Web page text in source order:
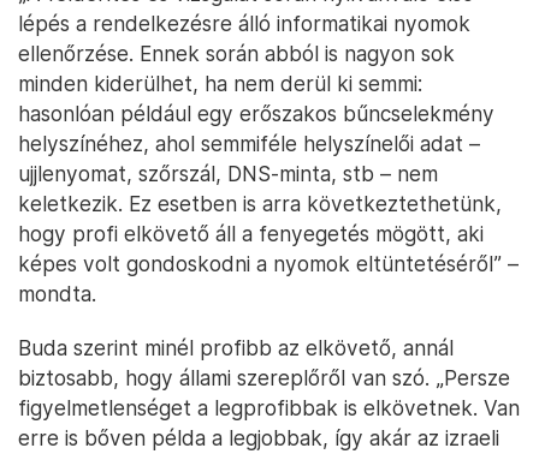
lépés a rendelkezésre álló informatikai nyomok
ellenőrzése. Ennek során abból is nagyon sok
minden kiderülhet, ha nem derül ki semmi:
hasonlóan például egy erőszakos bűncselekmény
helyszínéhez, ahol semmiféle helyszínelői adat –
ujjlenyomat, szőrszál, DNS-minta, stb – nem
keletkezik. Ez esetben is arra következtethetünk,
hogy profi elkövető áll a fenyegetés mögött, aki
képes volt gondoskodni a nyomok eltüntetéséről” –
mondta.
Buda szerint minél profibb az elkövető, annál
biztosabb, hogy állami szereplőről van szó. „Persze
figyelmetlenséget a legprofibbak is elkövetnek. Van
erre is bőven példa a legjobbak, így akár az izraeli